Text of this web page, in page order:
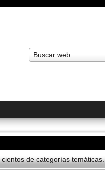
Buscar web
de categorí­as temáticas.